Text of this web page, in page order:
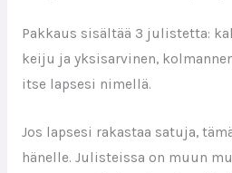
Pakkaus sisältää 3 julistetta:
keiju ja yksisarvinen,
itse lapsesi nimellä.
​​Jos lapsesi rakastaa satuja,
hänelle. Julisteissa on muun